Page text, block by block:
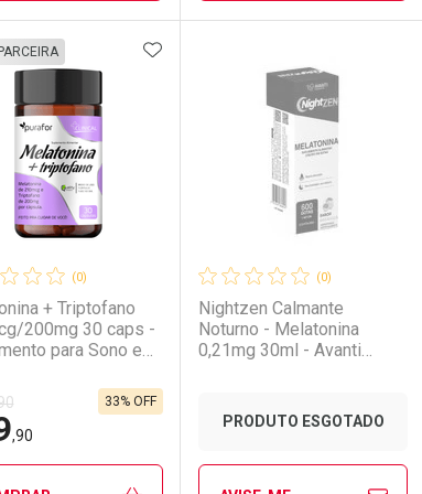
Desconto
sem Desconto
Menos
sem Desconto
Laboratório
Ativar Desconto
Comprar sem Desconto
Por Menos
Comprar sem Desconto
(0)
+ Triptofano
200mg 30 caps -
para Sono e
,90
33% OFF
ADICIONAR AOS FAVORITOS
(0)
Nightzen Calmante
Noturno - Melatonina
0,21mg 30ml - Avanti
PRODUTO ESGOTADO